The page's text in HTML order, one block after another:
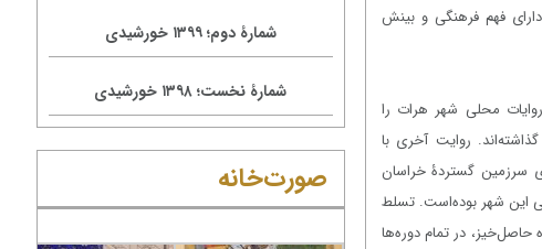
فهم فرهنگی و بینش
محلی شهر هرات را
گذاشته‌اند. روایت آخری با
سرزمین گستردۀ خراسان
این شهر بوده‌است. تسلط
حاصل‌خیز، در تمام دوره‌ها
شمارۀ دوم؛ ۱۳۹۹ خورشیدی
شمارۀ نخست؛ ۱۳۹۸ خورشیدی
صورت‌خانه